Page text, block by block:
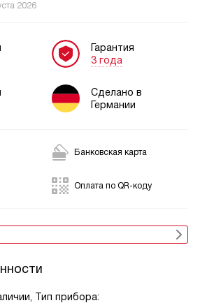
2026
Гарантия
3 года
Сделано в
Германии
Банковская карта
Оплата по QR-коду
Тип прибора: